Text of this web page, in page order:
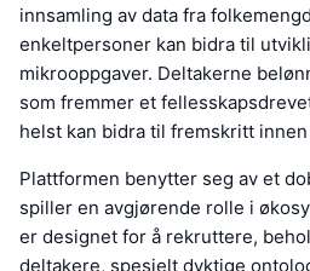
innsamling av data fra
enkeltpersoner kan bidra til
mikrooppgaver. Deltakerne
som fremmer et
helst kan bidra til fremskritt innen
Plattformen benytter seg av et
spiller en avgjørende rolle i
er designet for å rekruttere,
deltakere, spesielt dyktige